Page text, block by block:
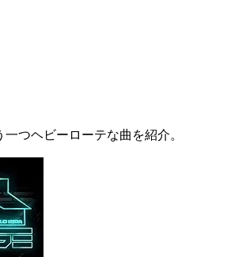
つヘビーローテな曲を紹介。